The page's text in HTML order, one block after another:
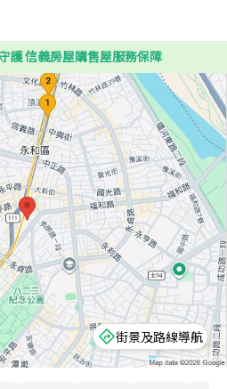
護 信義房屋購售屋服務保障
街景及路線導航